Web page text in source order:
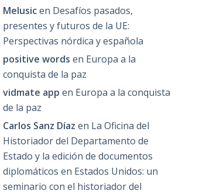
Melusicen Desafíos pasados,
presentes y futuros de la UE:
Perspectivas nórdica y española
positive words en Europa a la
conquista de la paz
vidmate app en Europa a la conquista
de la paz
Carlos Sanz Díaz en La Oficina del
Historiador del Departamento de
Estado y la edición de documentos
diplomáticos en Estados Unidos: un
seminario con el historiador del